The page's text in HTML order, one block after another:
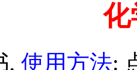
, 使用方法: